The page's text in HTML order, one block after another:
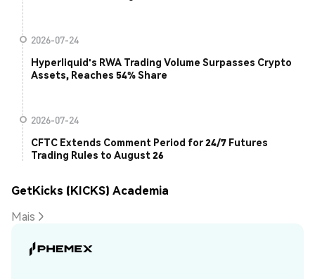
2026-07-24
Hyperliquid's RWA Trading Volume Surpasses Crypto
Assets, Reaches 54% Share
2026-07-24
CFTC Extends Comment Period for 24/7 Futures
Trading Rules to August 26
GetKicks (KICKS) Academia
Mais